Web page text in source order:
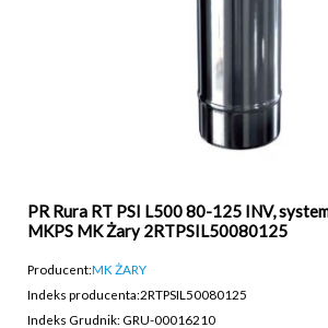
PR Rura RT PSI L500 80-125 INV,
MKPS MK Żary 2RTPSIL50080125
Producent:MK ŻARY
Indeks producenta:2RTPSIL50080125
Indeks Grudnik: GRU-00016210